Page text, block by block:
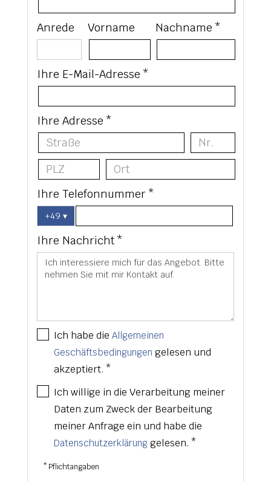
Anrede Vorname Nachname *
Ihre E-Mail-Adresse *
Ihre Adresse *
Ihre Telefonnummer *
+49 ▾
Ihre Nachricht *
Ich habe die Allgemeinen
Geschäftsbedingungen gelesen und
akzeptiert. *
Ich willige in die Verarbeitung meiner
Daten zum Zweck der Bearbeitung
meiner Anfrage ein und habe die
Datenschutzerklärung gelesen. *
* Pflichtangaben